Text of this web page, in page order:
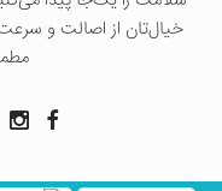
خیال‌تان از اصالت و